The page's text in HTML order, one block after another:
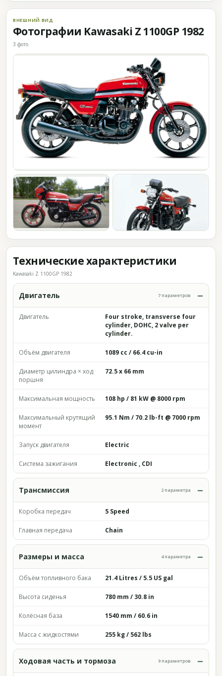
ВНЕШНИЙ ВИД
Фотографии Kawasaki Z 1100GP 1982
3 фото
Технические характеристики
Kawasaki Z 1100GP 1982
Двигатель 7 параметров
Двигатель
Four stroke, transverse four
cylinder, DOHC, 2 valve per
cylinder.
Объём двигателя 1089 cc / 66.4 cu-in
Диаметр цилиндра × ход
поршня
72.5 x 66 mm
Максимальная мощность 108 hp / 81 kW @ 8000 rpm
Максимальный крутящий
момент
95.1 Nm / 70.2 lb-ft @ 7000 rpm
Запуск двигателя Electric
Система зажигания Electronic , CDI
Трансмиссия 2 параметра
Коробка передач 5 Speed
Главная передача Chain
Размеры и масса 4 параметра
Объём топливного бака 21.4 Litres / 5.5 US gal
Высота сиденья 780 mm / 30.8 in
Колёсная база 1540 mm / 60.6 in
Масса с жидкостями 255 kg / 562 lbs
Ходовая часть и тормоза 9 параметров